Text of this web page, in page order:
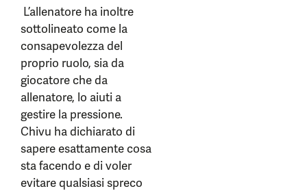
L’allenatore ha inoltre
sottolineato come la
consapevolezza del
proprio ruolo, sia da
giocatore che da
allenatore, lo aiuti a
gestire la pressione.
Chivu ha dichiarato di
sapere esattamente cosa
sta facendo e di voler
evitare qualsiasi spreco